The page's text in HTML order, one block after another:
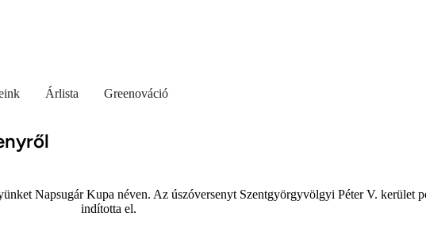
Árlista Greenováció
Napsugár Kupa néven. Az úszóversenyt Szentgyörgyvölgyi Péter V. kerület
indította el.